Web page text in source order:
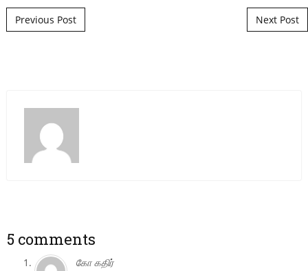
Post navigation
Previous Post Next Post
5 comments
கோ கதிர்